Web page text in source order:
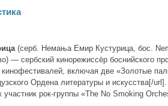
(серб. Немања Емир Кустурица, бос.
— сербский кинорежиссёр боснийского
кинофестивалей, включая две «Золотые
Ордена литературы и искусства[/
участник рок-группы «The No Smoking